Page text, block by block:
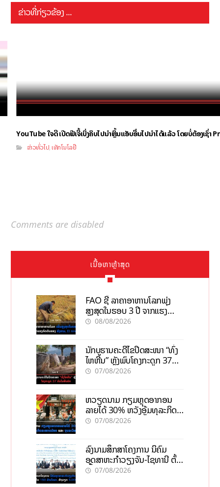
ຂ່າວທີ່ກ່ຽວຂ້ອງ ...
YouTube ໃຈດີ ເປີດຟີເຈີ້ເບິ່ງຄິບໄປນຳຫຼິ້ນແອັບອື່ນໄປນຳໄດ້ແລ້ວ ໂດຍບໍ່ຕ້ອງເຊົ່າ
ຂ່າວທົ່ວໄປ,ເທັກໂນໂລຢີ
Comments are disabled
ເນື້ອຫາຫຼ້າສຸດ
FAO ຊີ້ ລາຄາອາຫານໂລກພຸ່ງ
ສູງສຸດໃນຮອບ 3 ປີ ຈາກແຮງ
ກົດດັນຂອງສົງຄາມ, El nino
08/08/2026
ນັກບູຮານຄະດີໄຂປິດສະໜາ “ທົ່ງ
ໄຫຫີນ” ຫຼັງພົບໂຄງກະດູກ 37
ຄົນໃນຫີນຍັກ
07/08/2026
ຫວຽດນາມ ກຽມຫຼຸດອາກອນ
ລາຍໄດ້ 30% ຫວັງອູ້ມທຸລະກິດ
ຂະໜາດນ້ອຍ ແລະ ຈຸນລະ
07/08/2026
ລົງນາມສຶກສາໂຄງການ ນິຄົມ
ອຸດສາຫະກຳວຽງຈັນ-ໄຊທານີ ຕັ້ງ
ເປົ້າດຶງທຶນ 150 ລ້ານໂດລາ, ສ້າງ
07/08/2026